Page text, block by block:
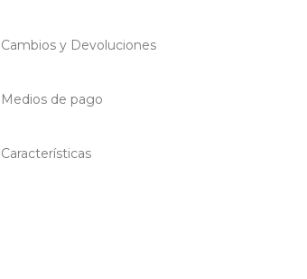
Cambios y Devoluciones
Medios de pago
Características